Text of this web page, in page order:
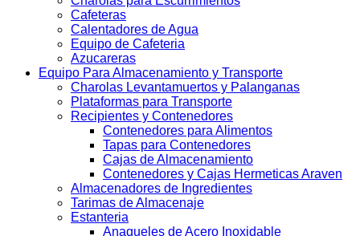
Cafeteras
Calentadores de Agua
Equipo de Cafeteria
Azucareras
Equipo Para Almacenamiento y Transporte
Charolas Levantamuertos y Palanganas
Plataformas para Transporte
Recipientes y Contenedores
Contenedores para Alimentos
Tapas para Contenedores
Cajas de Almacenamiento
Contenedores y Cajas Hermeticas Araven
Almacenadores de Ingredientes
Tarimas de Almacenaje
Estanteria
Anaqueles de Acero Inoxidable